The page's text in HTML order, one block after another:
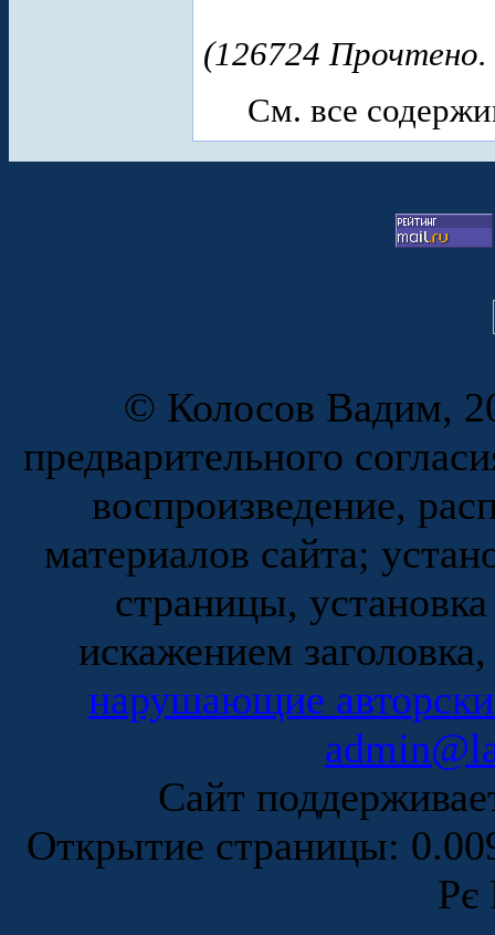
(126724 Прочтено.
См. все
© Колосов Вадим,
предварительного
воспроизведение,
материалов сайта;
страницы,
искажением
нарушающие
Сайт
Открытие страницы:
Рє